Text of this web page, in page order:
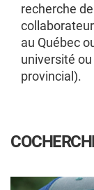
recherche
au Québec
université
provincial).